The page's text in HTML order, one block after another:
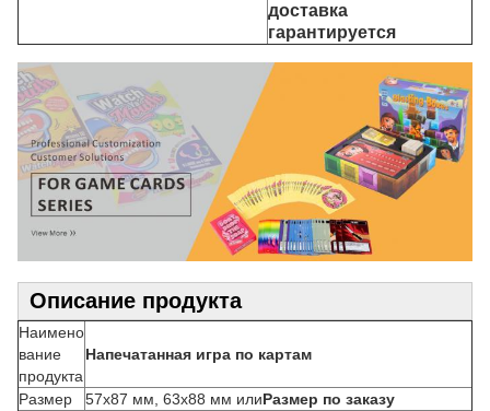
доставка
гарантируется
Описание продукта
Наимено
вание
продукта
Напечатанная игра по картам
Размер 57х87 мм, 63х88 мм илиРазмер по заказу